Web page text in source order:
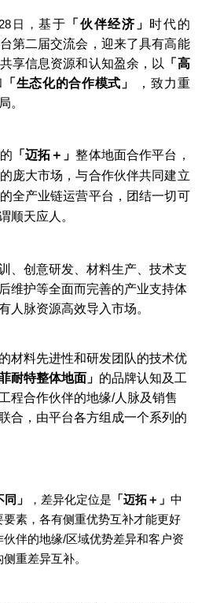
日，基于 「伙伴经济」 时代的
第二届交流会 ，迎来了具有高能
享信息资源和认知盈余，以
「高
「生态化的合作模式」
，致力重
。
「迈拓＋」整体地面合作平台，
的庞大市场，与合作伙伴共同建立
全产业链运营平台，团结一切可
顺天应人。
、创意研发、材料生产、技术支
维护等全面而完善的产业支持体
人脉资源高效导入市场。
的材料先进性和研发团队的技术优
菲耐特整体地面」 的品牌认知及工
程合作伙伴的地缘/人脉及销售
合，由平台各方组成一个系列的
同 」 ，差异化定位是 「迈拓＋」中
素，各有侧重优势互补才能更好
伴的地缘/区域优势差异和客户资
重差异互补。